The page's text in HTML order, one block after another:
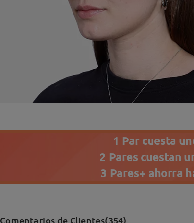
1 Par cuesta
2 Pares cuestan
3 Pares+ ahorra
Comentarios de Clientes(354)